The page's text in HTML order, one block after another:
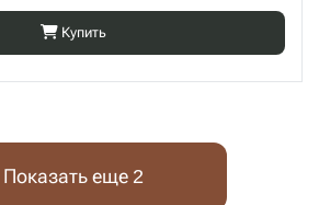
Купить
Показать еще 2